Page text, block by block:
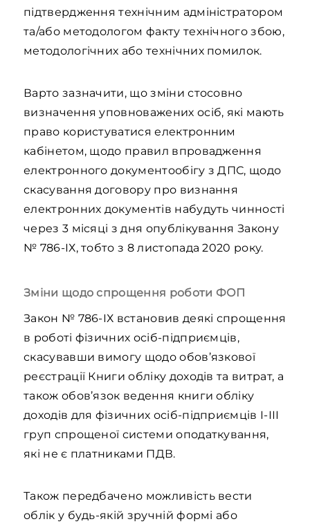
підтвердження технічним адміністратором
та/або методологом факту технічного збою,
методологічних або технічних помилок.
Варто зазначити, що зміни стосовно
визначення уповноважених осіб, які мають
право користуватися електронним
кабінетом, щодо правил впровадження
електронного документообігу з ДПС, щодо
скасування договору про визнання
електронних документів набудуть чинності
через 3 місяці з дня опублікування Закону
№ 786-ІХ, тобто з 8 листопада 2020 року.
Зміни щодо спрощення роботи ФОП
Закон № 786-ІХ встановив деякі спрощення
в роботі фізичних осіб-підприємців,
скасувавши вимогу щодо обов’язкової
реєстрації Книги обліку доходів та витрат, а
також обов’язок ведення книги обліку
доходів для фізичних осіб-підприємців І-ІІІ
груп спрощеної системи оподаткування,
які не є платниками ПДВ.
Також передбачено можливість вести
облік у будь-якій зручній формі або